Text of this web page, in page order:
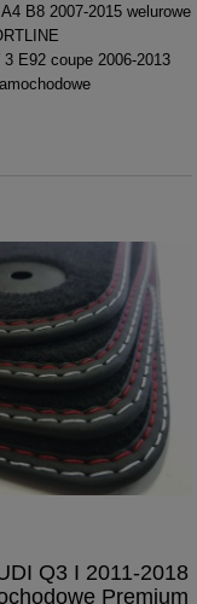
B8 2007-2015 welurowe
E92 coupe 2006-2013
Q3 I 2011-2018
Premium